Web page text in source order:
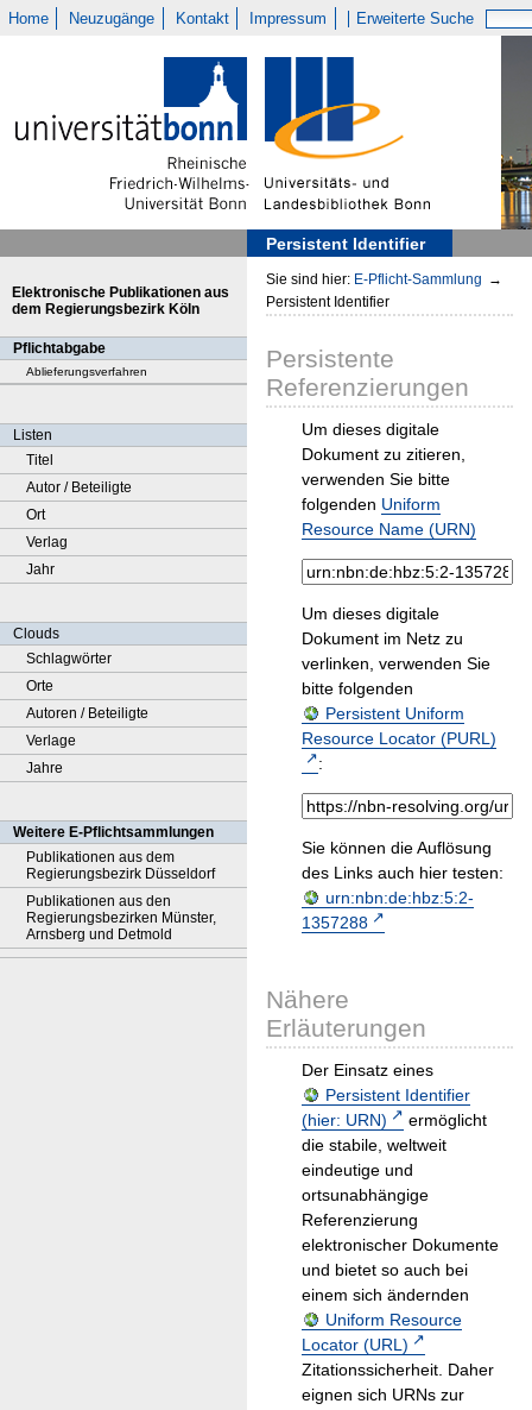
Home Neuzugänge Kontakt Impressum Erweiterte Suche
Persistent Identifier
Elektronische Publikationen aus
dem Regierungsbezirk Köln
Pflichtabgabe
Ablieferungsverfahren
Listen
Titel
Autor / Beteiligte
Ort
Verlag
Jahr
Clouds
Schlagwörter
Orte
Autoren / Beteiligte
Verlage
Jahre
Weitere E-Pflichtsammlungen
Publikationen aus dem
Regierungsbezirk Düsseldorf
Publikationen aus den
Regierungsbezirken Münster,
Arnsberg und Detmold
Sie sind hier: E-Pflicht-Sammlung →
Persistent Identifier
Persistente
Referenzierungen
Um dieses digitale
Dokument zu zitieren,
verwenden Sie bitte
folgenden Uniform
Resource Name (URN)
Um dieses digitale
Dokument im Netz zu
verlinken, verwenden Sie
bitte folgenden
Persistent Uniform
Resource Locator (PURL)
:
Sie können die Auflösung
des Links auch hier testen:
urn:nbn:de:hbz:5:2-
1357288
Nähere
Erläuterungen
Der Einsatz eines
Persistent Identifier
(hier: URN)
ermöglicht
die stabile, weltweit
eindeutige und
ortsunabhängige
Referenzierung
elektronischer Dokumente
und bietet so auch bei
einem sich ändernden
Uniform Resource
Locator (URL)
Zitationssicherheit. Daher
eignen sich URNs zur